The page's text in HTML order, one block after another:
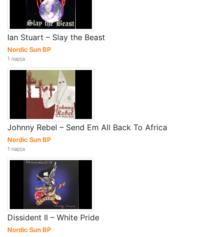
Ian Stuart – Slay the Beast
Nordic Sun BP
1 napja
Johnny Rebel – Send Em All Back To Africa
Nordic Sun BP
1 napja
Dissident II – White Pride
Nordic Sun BP